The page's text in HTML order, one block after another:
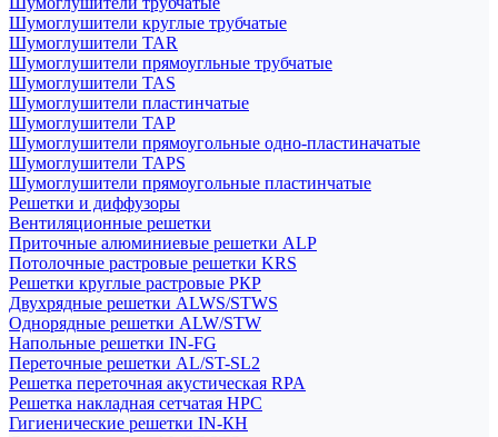
Шумоглушители круглые трубчатые
Шумоглушители TAR
Шумоглушители прямоугльные трубчатые
Шумоглушители TAS
Шумоглушители пластинчатые
Шумоглушители TAP
Шумоглушители прямоугольные одно-пластиначатые
Шумоглушители TAPS
Шумоглушители прямоугольные пластинчатые
Решетки и диффузоры
Вентиляционные решетки
Приточные алюминиевые решетки ALP
Потолочные растровые решетки KRS
Решетки круглые растровые РКР
Двухрядные решетки ALWS/STWS
Однорядные решетки ALW/STW
Напольные решетки IN-FG
Переточные решетки AL/ST-SL2
Решетка переточная акустическая RPA
Решетка накладная сетчатая НРС
Гигиенические решетки IN-КН